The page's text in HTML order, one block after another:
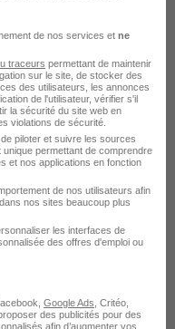
il y a 2 jours
-
H/F
de nos services et ne
traceurs permettant de maintenir
sur le site, de stocker des
des utilisateurs, les annonces
de l'utilisateur, vérifier s'il
la sécurité du site web en
violations de sécurité.
piloter et suivre les sources
unique permettant de comprendre
et nos applications en fonction
de nos utilisateurs afin
nos sites beaucoup plus
les interfaces de
des offres d'emploi ou
Google Ads , Critéo,
des publicités pour des
afin d’augmenter vos